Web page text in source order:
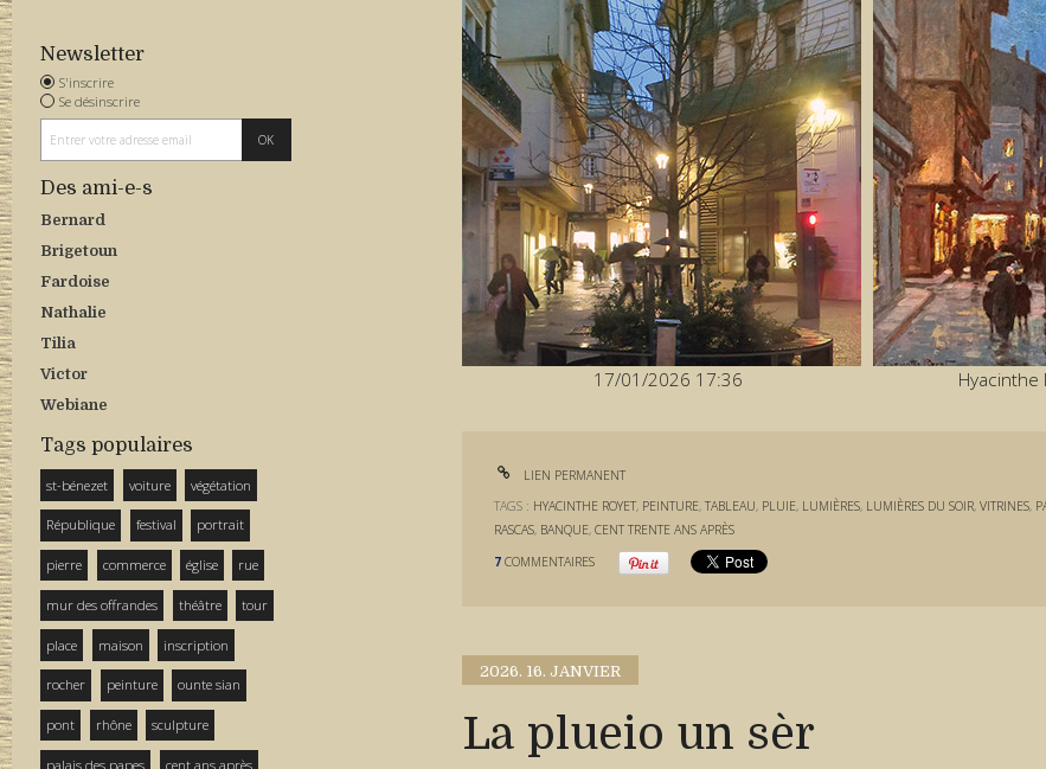
Newsletter
S'inscrire
Se désinscrire
Des ami-e-s
Bernard
Brigetoun
Fardoise
Nathalie
Tilia
Victor
Webiane
Tags populaires
st-bénezet voiture végétation
République festival portrait
pierre commerce église rue
mur des offrandes théâtre tour
place maison inscription
rocher peinture ounte sian
pont rhône sculpture
palais des papes cent ans après
17/01/2026 17:36 Hyacinthe
LIEN PERMANENT
TAGS : HYACINTHE ROYET, PEINTURE, TABLEAU, PLUIE, LUMIÈRES, LUMIÈRES DU SOIR, VITRINES,
RASCAS, BANQUE, CENT TRENTE ANS APRÈS
7 COMMENTAIRES
2026. 16. JANVIER
La plueio un sèr